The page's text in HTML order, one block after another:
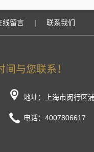
线留言 | 联系我们
地址：上海市闵行区
电话：4007806617